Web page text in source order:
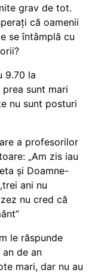
grav de tot.
că oamenii
se întâmplă cu
9.70 la
sunt mari
nu sunt posturi
a profesorilor
„Am zis iau
și Doamne-
ani nu
nu cred că
le răspunde
de an
mari, dar nu au